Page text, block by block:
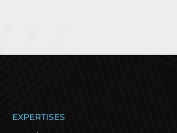
Genève Triathlon : l’un
des plus beaux parcours
EXPERTISES